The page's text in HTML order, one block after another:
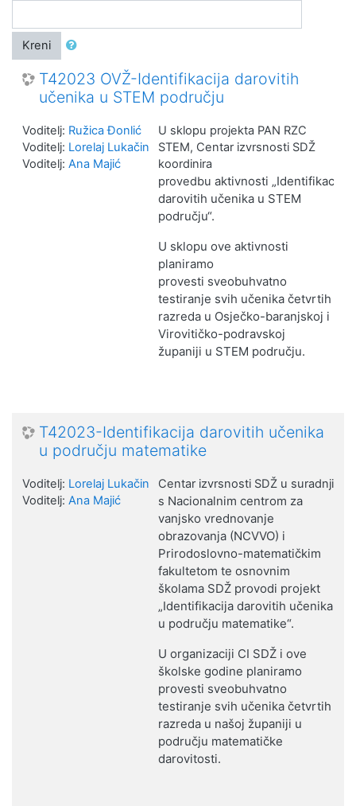
Kreni
T42023 OVŽ-Identifikacija darovitih
učenika u STEM području
U sklopu projekta PAN RZC
STEM, Centar izvrsnosti SDŽ
koordinira
provedbu aktivnosti „Identifikacija
darovitih učenika u STEM
području“.
U sklopu ove aktivnosti
planiramo
provesti sveobuhvatno
testiranje svih učenika četvrtih
razreda u Osječko-baranjskoj i
Virovitičko-podravskoj
županiji u STEM području.
Voditelj: Ružica Đonlić
Voditelj: Lorelaj Lukačin
Voditelj: Ana Majić
T42023-Identifikacija darovitih učenika
u području matematike
Centar izvrsnosti SDŽ u suradnji
s Nacionalnim centrom za
vanjsko vrednovanje
obrazovanja (NCVVO) i
Prirodoslovno-matematičkim
fakultetom te osnovnim
školama SDŽ provodi projekt
„Identifikacija darovitih učenika
u području matematike“.
U organizaciji CI SDŽ i ove
školske godine planiramo
provesti sveobuhvatno
testiranje svih učenika četvrtih
razreda u našoj županiji u
području matematičke
darovitosti.
Voditelj: Lorelaj Lukačin
Voditelj: Ana Majić